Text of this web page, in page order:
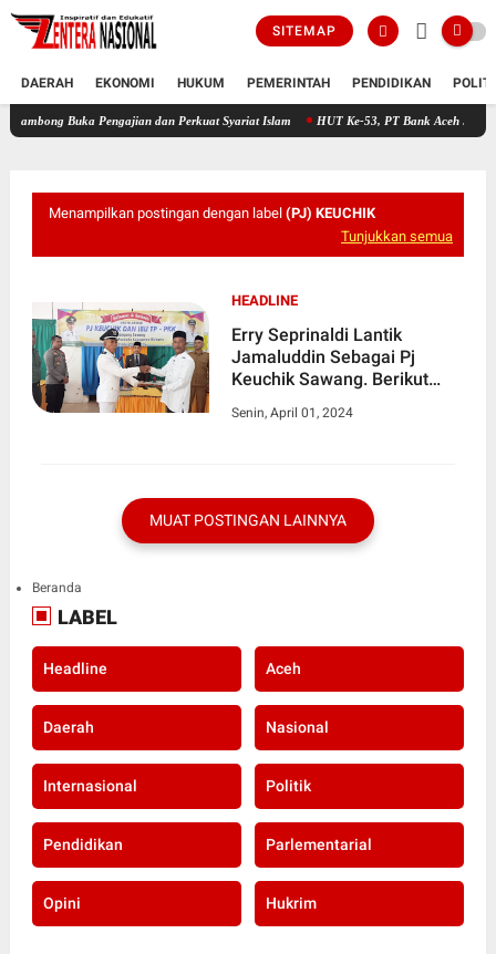
SITEMAP
DAERAH EKONOMI HUKUM PEMERINTAH PENDIDIKAN
Pengajian dan Perkuat Syariat Islam HUT Ke-53, PT Bank Aceh Syariah KC
Menampilkan postingan dengan label (PJ) KEUCHIK
Tunjukkan semua
HEADLINE
Erry Seprinaldi Lantik
Jamaluddin Sebagai Pj
Keuchik Sawang. Berikut
Senin, April 01, 2024
MUAT POSTINGAN LAINNYA
Beranda
LABEL
Headline Aceh
Daerah Nasional
Internasional Politik
Pendidikan Parlementarial
Opini Hukrim